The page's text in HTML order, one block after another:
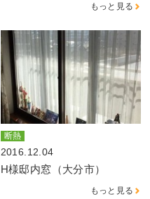
もっと見る
断熱
2016.12.04
H様邸内窓（大分市）
もっと見る